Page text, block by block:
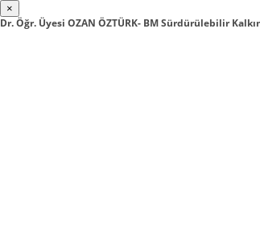
×
Dr. Öğr. Üyesi OZAN ÖZTÜRK- BM Sürdürülebilir